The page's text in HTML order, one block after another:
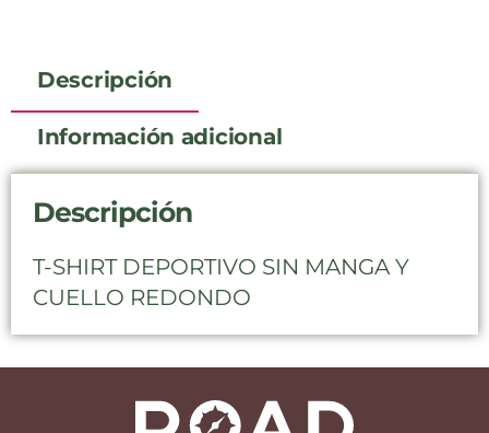
Descripción
Información adicional
Descripción
T-SHIRT DEPORTIVO SIN MANGA Y
CUELLO REDONDO